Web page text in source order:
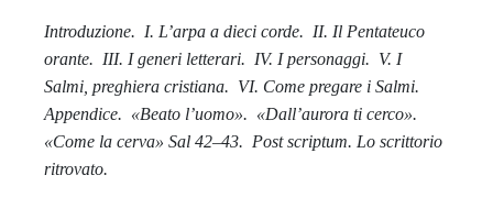
Introduzione. I. L’arpa a dieci corde. II. Il Pentateuco
orante. III. I generi letterari. IV. I personaggi. V. I
Salmi, preghiera cristiana. VI. Come pregare i Salmi.
Appendice. «Beato l’uomo». «Dall’aurora ti cerco».
«Come la cerva» Sal 42–43. Post scriptum. Lo scrittorio
ritrovato.